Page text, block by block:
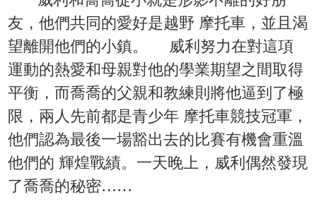
友，他們共同的愛好是越野 摩托車，並且渴
望離開他們的小鎮。 威利努力在對這項
運動的熱愛和母親對他的學業期望之間取得
平衡，而喬喬的父親和教練則將他逼到了極
限，兩人先前都是青少年 摩托車競技冠軍，
他們認為最後一場豁出去的比賽有機會重溫
他們的 輝煌戰績。一天晚上，威利偶然發現
了喬喬的秘密……